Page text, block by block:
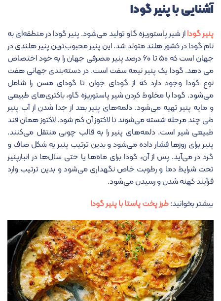
آشنایی با پنیر گودا
پنیر گودااز شیر پاستوریزه گاو تولید می‌شود. پنیر گودا در منطقه‌ای به
نام گودا در کشور هلند متولد شد. این پنیر محبوب‌ترین پنیر هلندی در
جهان است که ۵۰ تا ۶۰ درصد پنیر مصرفی جهان را به خود اختصاص
می دهد. گودا یک پنیر نیمه سفت است. در دسته‌بندی جهانی هفت
نوع گودا وجود دارد که از گودای جوان تا گودای مسن را شامل
می‌شود. گودا با مخلوط کردن شیر پاستوریزه گاو، باکتری‌های طبیعی
و مایه پنیر تهیه می‌شود. دلمه‌های پنیر بعد از جدا شدن از آب پنیر
طی چند مرحله شسته می‌شوند تا لاکتوز آن کم شود. لاکتوز همان قند
طبیعی شیر است. دلمه‌های پنیر را به قالب چوبی منتقل می‌کنند.
پنیر برای روزها فشار داده می‌شود و بدین ترتیب پنیر به شکل صاف و
گرد در می‌آید. پس از آن، گودا برای ماه‌ها یا حتی سال‌ها در انبارپنیر
تحت شرایط دما و رطوبت خاص نگهداری می‌شود و بدین ترتیب وارد
فرآیند کهنه شدن و رسیدن می‌شود.
بیشتر بخوانید:طرز پخت پاستا با پنیر گودا